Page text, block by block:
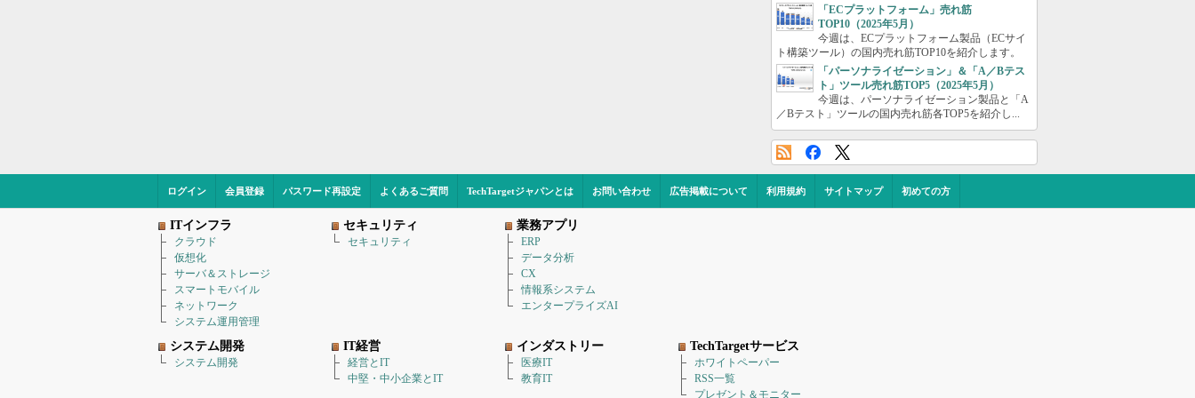
「ECプラットフォーム」売れ筋
TOP10（2025年5月）
今週は、ECプラットフォーム製品（ECサイ
ト構築ツール）の国内売れ筋TOP10を紹介します。
「パーソナライゼーション」＆「A／Bテス
ト」ツール売れ筋TOP5（2025年5月）
今週は、パーソナライゼーション製品と「A
／Bテスト」ツールの国内売れ筋各TOP5を紹介し...
ログイン 会員登録 パスワード再設定 よくあるご質問 TechTargetジャパンとは お問い合わせ 広告掲載について 利用規約 サイトマップ 初めての方
ITインフラ
クラウド
仮想化
サーバ＆ストレージ
スマートモバイル
ネットワーク
システム運用管理
セキュリティ
セキュリティ
業務アプリ
ERP
データ分析
CX
情報系システム
エンタープライズAI
システム開発
システム開発
IT経営
経営とIT
中堅・中小企業とIT
インダストリー
医療IT
教育IT
TechTargetサービス
ホワイトペーパー
RSS一覧
プレゼント＆モニター